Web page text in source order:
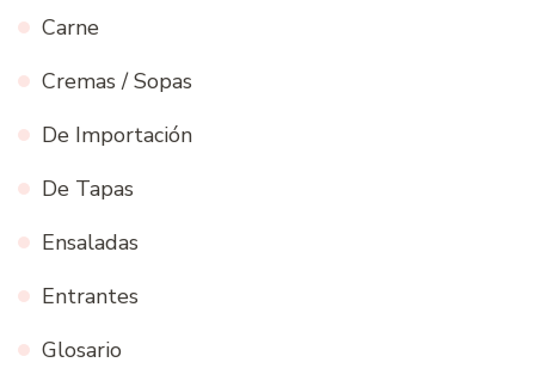
Carne
Cremas / Sopas
De Importación
De Tapas
Ensaladas
Entrantes
Glosario